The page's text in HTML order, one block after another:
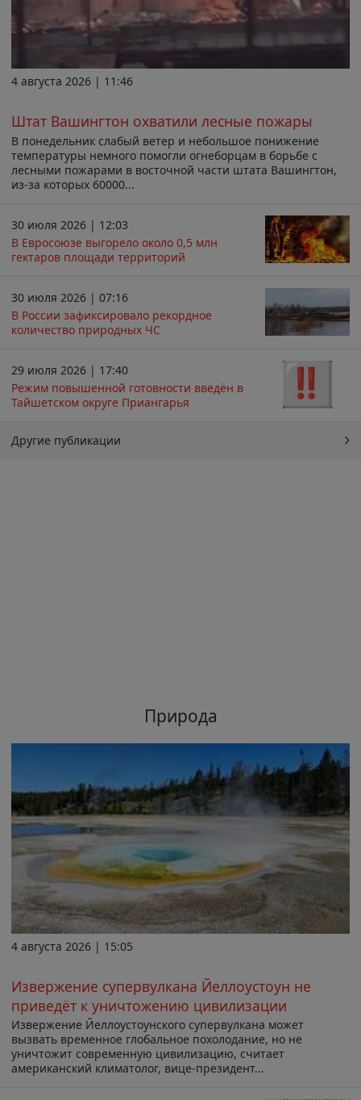
4 августа 2026 | 11:46
Штат Вашингтон охватили лесные пожары
В понедельник слабый ветер и небольшое понижение
температуры немного помогли огнеборцам в борьбе с
лесными пожарами в восточной части штата Вашингтон,
из-за которых 60000...
30 июля 2026 | 12:03
В Евросоюзе выгорело около 0,5 млн
гектаров площади территорий
30 июля 2026 | 07:16
В России зафиксировало рекордное
количество природных ЧС
29 июля 2026 | 17:40
Режим повышенной готовности введён в
Тайшетском округе Приангарья
Другие публикации
Природа
4 августа 2026 | 15:05
Извержение супервулкана Йеллоустоун не
приведёт к уничтожению цивилизации
Извержение Йеллоустоунского супервулкана может
вызвать временное глобальное похолодание, но не
уничтожит современную цивилизацию, считает
американский климатолог, вице-президент...